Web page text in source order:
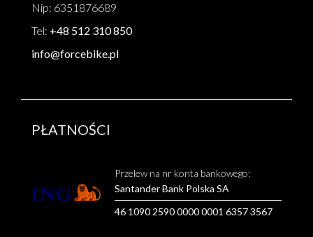
Nip: 6351876689
Tel: +48 512 310 850
info@forcebike.pl
PŁATNOŚCI
Przelew na nr konta bankowego:
Santander Bank Polska SA
46 1090 2590 0000 0001 6357 3567